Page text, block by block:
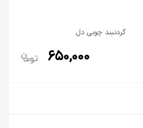
گردنبند چوبی دل
650,000